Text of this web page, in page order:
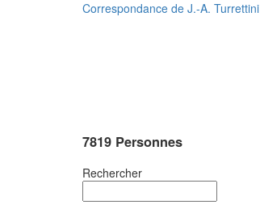
Correspondance de J.-A. Turrettini
7819 Personnes
Rechercher